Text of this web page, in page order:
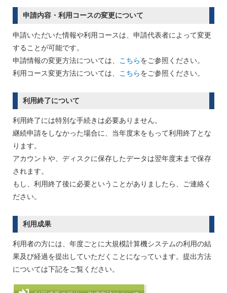
申請内容・利用コースの変更について
申請いただいた情報や利用コースは、申請代表者によって変更
することが可能です。
申請情報の変更方法については、 こちらをご参照ください。
利用コース変更方法については、 こちらをご参照ください。
利用終了について
利用終了には特別な手続きは必要ありません。
継続申請をしなかった場合に、当年度末をもって利用終了とな
ります。
アカウントや、ディスクに保存したデータは翌年度末まで保存
されます。
もし、利用終了後に必要ということがありましたら、ご連絡く
ださい。
利用成果
利用者の方には、年度ごとに大規模計算機システムの利用の結
果及び経過を提出していただくことになっています。提出方法
については下記をご覧ください。